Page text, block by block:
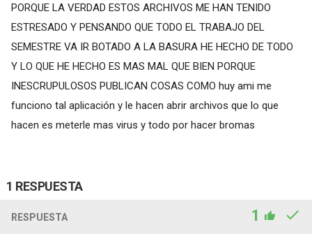
PORQUE LA VERDAD ESTOS ARCHIVOS ME HAN TENIDO
ESTRESADO Y PENSANDO QUE TODO EL TRABAJO DEL
SEMESTRE VA IR BOTADO A LA BASURA HE HECHO DE TODO
Y LO QUE HE HECHO ES MAS MAL QUE BIEN PORQUE
INESCRUPULOSOS PUBLICAN COSAS COMO huy ami me
funciono tal aplicación y le hacen abrir archivos que lo que
hacen es meterle mas virus y todo por hacer bromas
1 RESPUESTA
RESPUESTA 1